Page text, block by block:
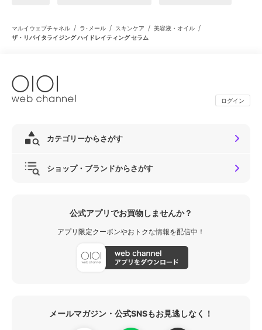
マルイウェブチャネル / ラ･メール / スキンケア / 美容液・オイル /
ザ・リバイタライジング ハイドレイティング セラム
ログイン
カテゴリーからさがす
ショップ・ブランドからさがす
公式アプリでお買物しませんか？
アプリ限定クーポンやおトクな情報を配信中！
メールマガジン・公式SNSもお見逃しなく！